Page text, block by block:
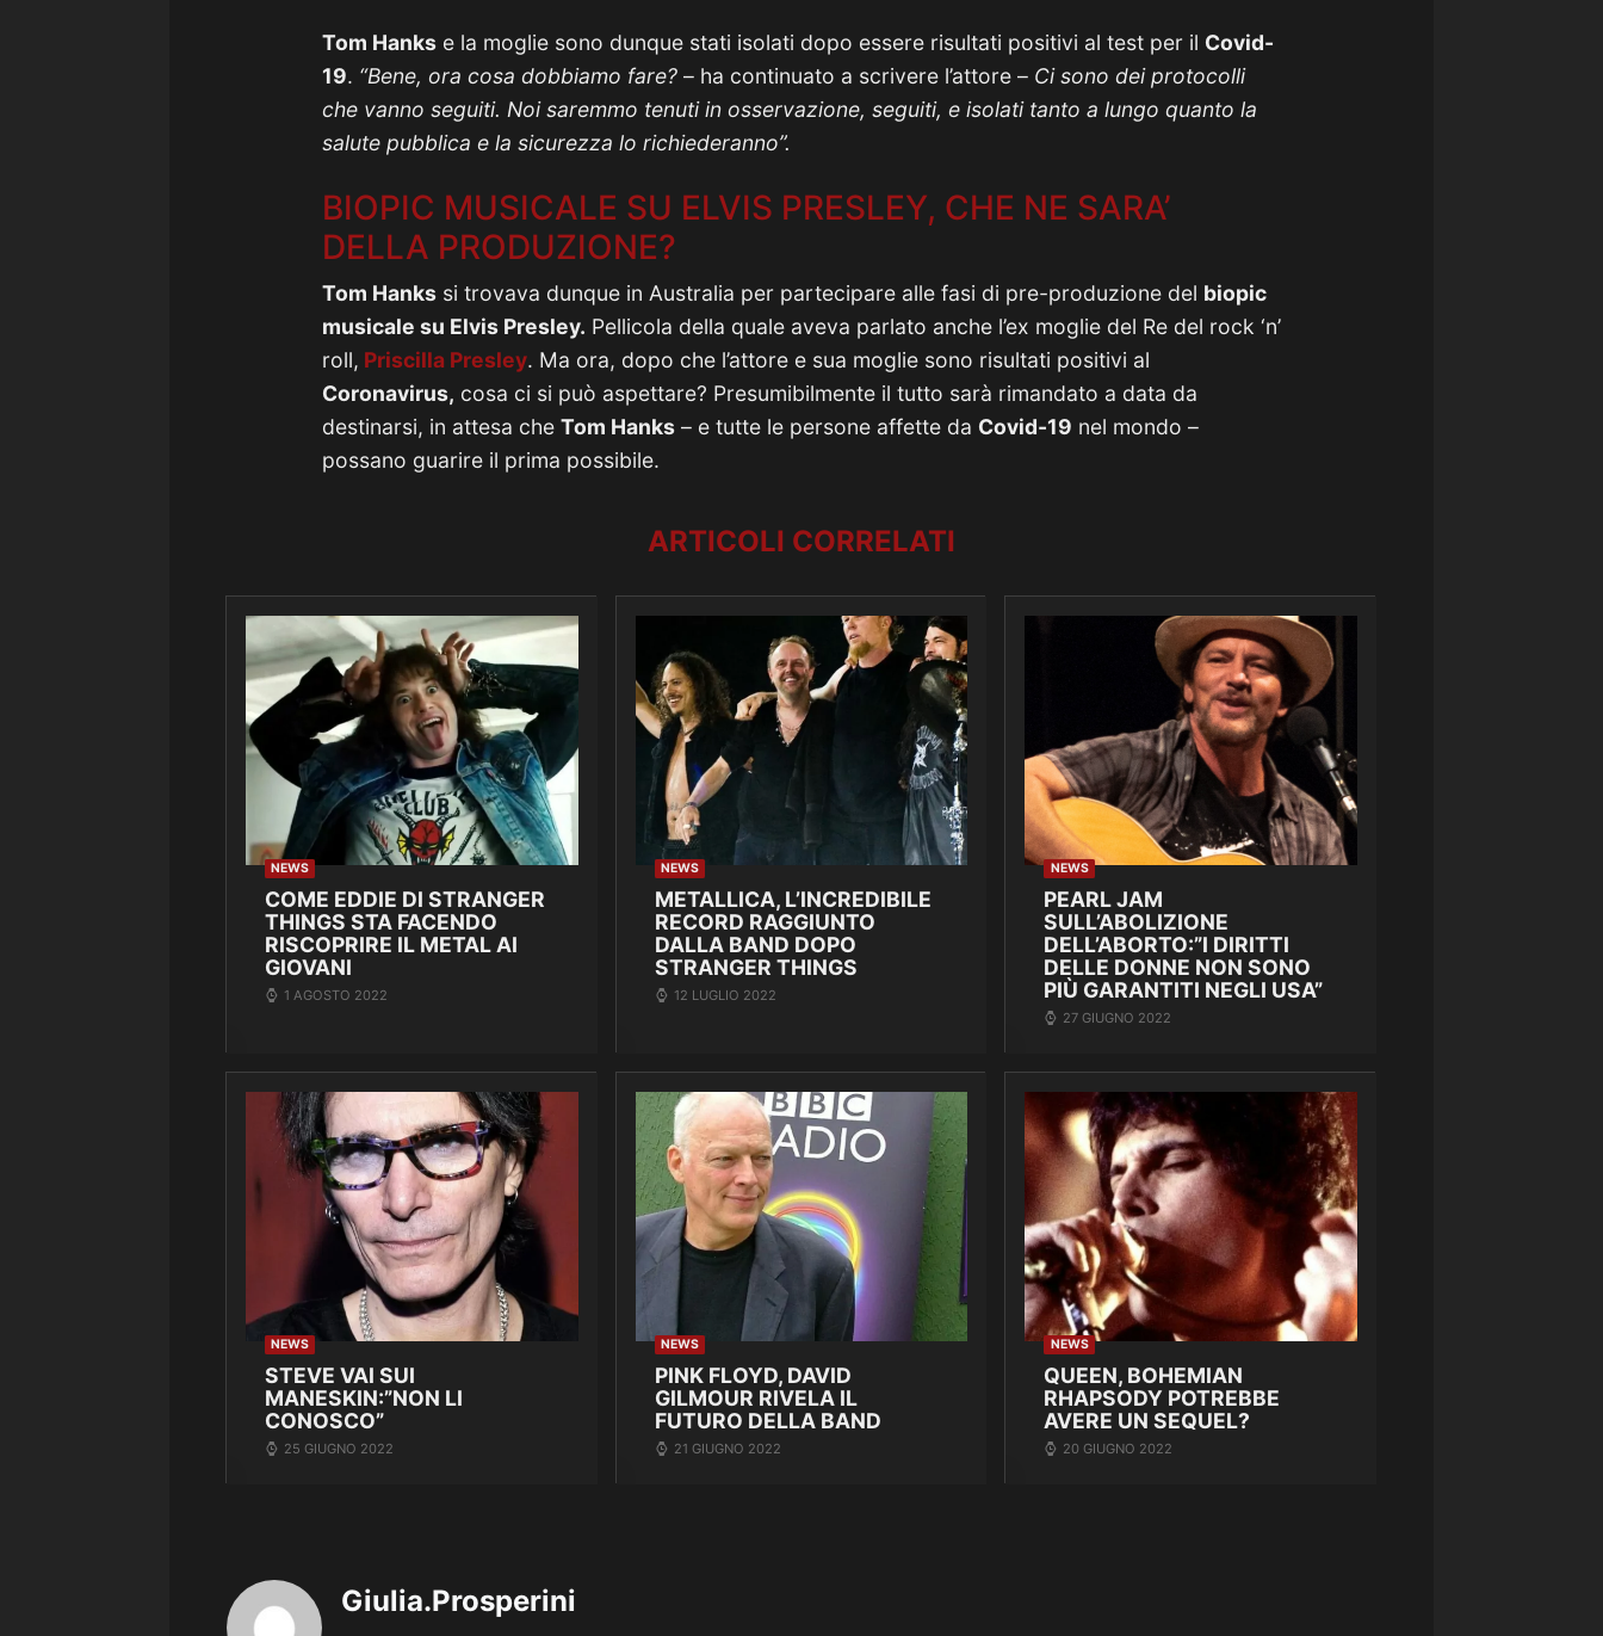
Tom Hanks e la moglie sono dunque stati isolati dopo essere risultati positivi al test per il Covid-
19. “Bene, ora cosa dobbiamo fare? – ha continuato a scrivere l’attore – Ci sono dei protocolli
che vanno seguiti. Noi saremmo tenuti in osservazione, seguiti, e isolati tanto a lungo quanto la
salute pubblica e la sicurezza lo richiederanno”.
BIOPIC MUSICALE SU ELVIS PRESLEY, CHE NE SARA’
DELLA PRODUZIONE?
Tom Hanks si trovava dunque in Australia per partecipare alle fasi di pre-produzione del biopic
musicale su Elvis Presley. Pellicola della quale aveva parlato anche l’ex moglie del Re del rock ‘n’
roll, Priscilla Presley. Ma ora, dopo che l’attore e sua moglie sono risultati positivi al
Coronavirus, cosa ci si può aspettare? Presumibilmente il tutto sarà rimandato a data da
destinarsi, in attesa che Tom Hanks – e tutte le persone affette da Covid-19 nel mondo –
possano guarire il prima possibile.
ARTICOLI CORRELATI
NEWS
COME EDDIE DI STRANGER
THINGS STA FACENDO
RISCOPRIRE IL METAL AI
GIOVANI
1 AGOSTO 2022
NEWS
METALLICA, L’INCREDIBILE
RECORD RAGGIUNTO
DALLA BAND DOPO
STRANGER THINGS
12 LUGLIO 2022
NEWS
PEARL JAM
SULL’ABOLIZIONE
DELL’ABORTO:”I DIRITTI
DELLE DONNE NON SONO
PIÙ GARANTITI NEGLI USA”
27 GIUGNO 2022
NEWS
STEVE VAI SUI
MANESKIN:”NON LI
CONOSCO”
25 GIUGNO 2022
NEWS
PINK FLOYD, DAVID
GILMOUR RIVELA IL
FUTURO DELLA BAND
21 GIUGNO 2022
NEWS
QUEEN, BOHEMIAN
RHAPSODY POTREBBE
AVERE UN SEQUEL?
20 GIUGNO 2022
Giulia.Prosperini